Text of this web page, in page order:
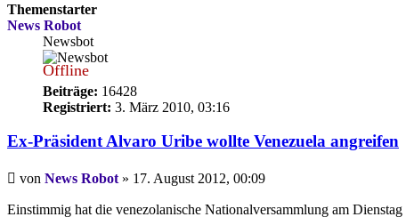
Themenstarter
News Robot
Newsbot
Offline
Beiträge: 16428
Registriert: 3. März 2010, 03:16
Ex-Prä­si­dent Alvaro Uribe wollte Vene­zuela angreifen
Beitrag
von News Robot » 17. August 2012, 00:09
Ein­stimmig hat die vene­zo­la­ni­sche Natio­nal­ver­samm­lung am